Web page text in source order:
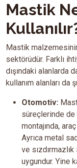
Mastik
Mastik
sektörüdür. Farklı
dışındaki alanlarda
kullanım alanları da
Otomotiv:
süreçlerinde de
montajında,
Ayrıca metal
ve
uygundur. Yine